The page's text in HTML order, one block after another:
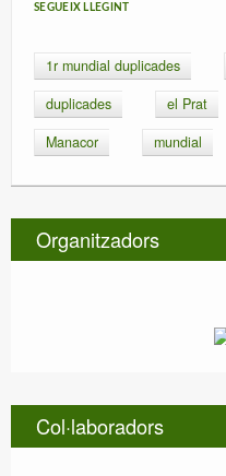
SEGUEIX LLEGINT
1r mundial duplicades
duplicades
el Prat
Manacor
mundial
Organitzadors
Col·laboradors